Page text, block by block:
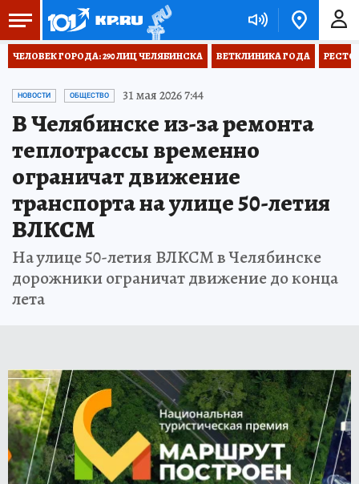
ЧЕЛОВЕК ГОРОДА: 290 ЛИЦ ЧЕЛЯБИНСКА ВЕТКЛИНИКА ГОДА
НОВОСТИ ОБЩЕСТВО 31 мая 2026 7:44
В Челябинске из-за ремонта
теплотрассы временно
ограничат движение
транспорта на улице 50-летия
ВЛКСМ
На улице 50-летия ВЛКСМ в Челябинске
дорожники ограничат движение до конца
лета